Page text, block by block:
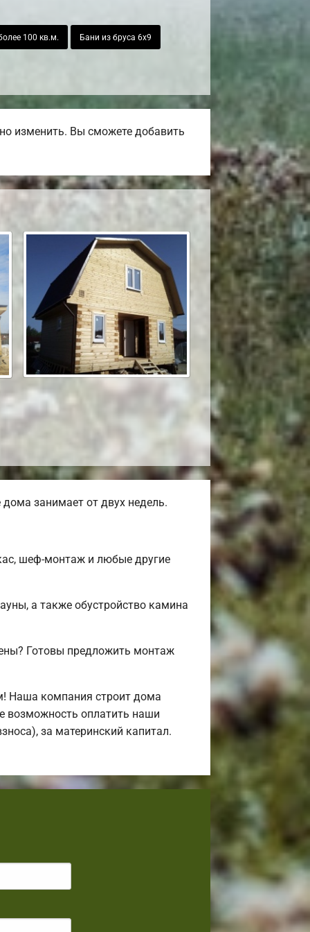
100 кв.м. Бани из бруса 6х9
изменить. Вы сможете добавить
занимает от двух недель.
шеф-монтаж и любые другие
а также обустройство камина
Готовы предложить монтаж
Наша компания строит дома
возможность оплатить наши
за материнский капитал.